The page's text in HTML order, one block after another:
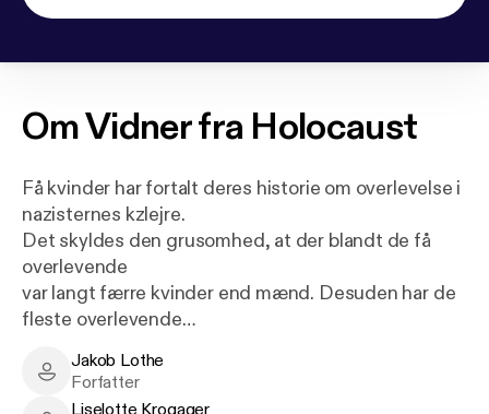
OmVidner fra Holocaust
Få kvinder har fortalt deres historie om overlevelse i
nazisternes kzlejre.
Det skyldes den grusomhed, at der blandt de få
overlevende
var langt færre kvinder end mænd. Desuden har de
fleste overlevende
der skete
med dem.
Jakob Lothe - Author
Jakob Lothe
Forfatter
Liselotte Krogager